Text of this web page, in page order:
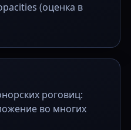
(оценка в
роговиц:
во многих